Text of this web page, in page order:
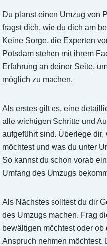
Du planst einen Umzug von
fragst dich, wie du dich am
Keine Sorge, die Experten
Potsdam stehen mit ihrem
Erfahrung an deiner Seite,
möglich zu machen.
Als erstes gilt es, eine
alle wichtigen Schritte und
aufgeführt sind. Überlege dir,
möchtest und was du unter
So kannst du schon vorab
Umfang des Umzugs
Als Nächstes solltest du dir
des Umzugs machen. Frag
bewältigen möchtest oder
Anspruch nehmen möchtest.